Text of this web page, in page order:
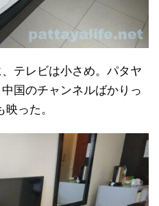
テレビは小さめ。パタヤ
国のチャンネルばかりっ
った。